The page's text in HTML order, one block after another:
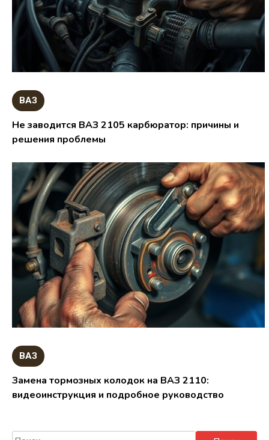
ВАЗ
Не заводится ВАЗ 2105 карбюратор: причины и
решения проблемы
ВАЗ
Замена тормозных колодок на ВАЗ 2110:
видеоинструкция и подробное руководство